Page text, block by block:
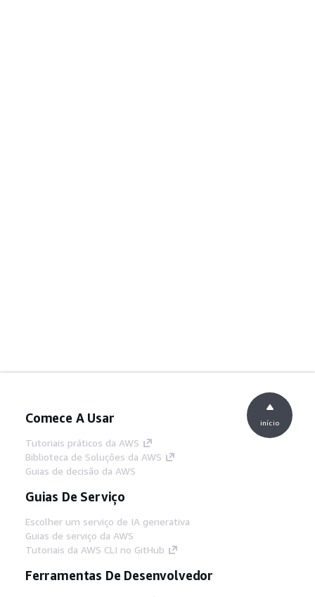
Comece A Usar
Tutoriais práticos da AWS
Biblioteca de Soluções da AWS
Guias de decisão da AWS
Guias De Serviço
Escolher um serviço de IA generativa
Guias de serviço da AWS
Tutoriais da AWS CLI no GitHub
Ferramentas De Desenvolvedor
início